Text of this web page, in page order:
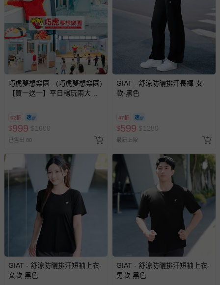
巧虎夢想樂園 - (巧虎夢想樂園)
【買一送一】平日暢玩兩大一
2026/10/16 正券逾期視同現金
券使用
62折
$999 $1600
已售出 80
GIAT - 舒涼防曬排汗長褲-女
款-黑色
47折
$599 $1280
最新上架
GIAT - 舒涼防曬排汗短袖上衣-
女款-黑色
GIAT - 舒涼防曬排汗短袖上衣-
男款-黑色